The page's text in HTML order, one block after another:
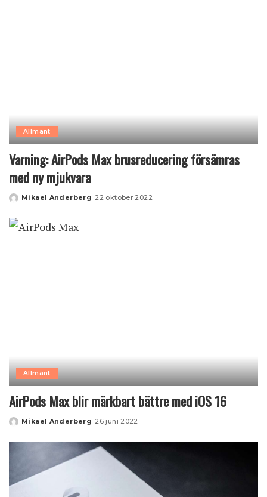
Allmänt
Varning: AirPods Max brusreducering försämras
med ny mjukvara
Posted
Mikael Anderberg 22 oktober 2022
Allmänt
AirPods Max blir märkbart bättre med iOS 16
Posted
Mikael Anderberg 26 juni 2022